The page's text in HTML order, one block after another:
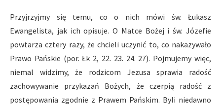
Przyjrzyjmy się temu, co o nich mówi św. Łukasz
Ewangelista, jak ich opisuje. O Matce Bożej i św. Józefie
powtarza cztery razy, że chcieli uczynić to, co nakazywało
Prawo Pańskie (por. Łk 2, 22. 23. 24. 27). Pojmujemy więc,
niemal widzimy, że rodzicom Jezusa sprawia radość
zachowywanie przykazań Bożych, że czerpią radość z
postępowania zgodnie z Prawem Pańskim. Byli niedawno